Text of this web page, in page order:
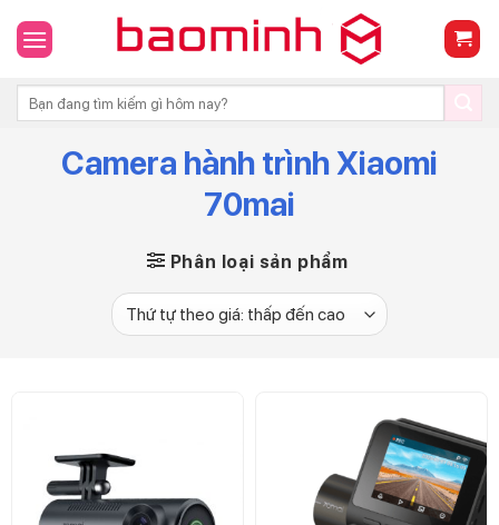
Tìm
kiếm:
Camera hành trình Xiaomi
70mai
Phân loại sản phẩm